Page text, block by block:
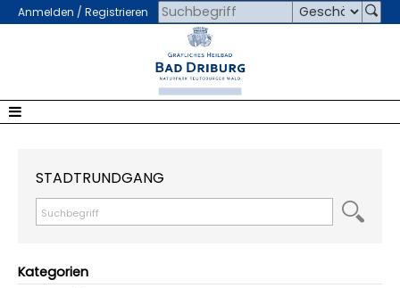
Anmelden / Registrieren
STADTRUNDGANG
Kategorien